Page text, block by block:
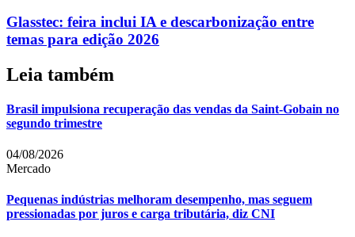
Glasstec: feira inclui IA e descarbonização entre
temas para edição 2026
Leia também
Brasil impulsiona recuperação das vendas da Saint-Gobain no
segundo trimestre
04/08/2026
Mercado
Pequenas indústrias melhoram desempenho, mas seguem
pressionadas por juros e carga tributária, diz CNI